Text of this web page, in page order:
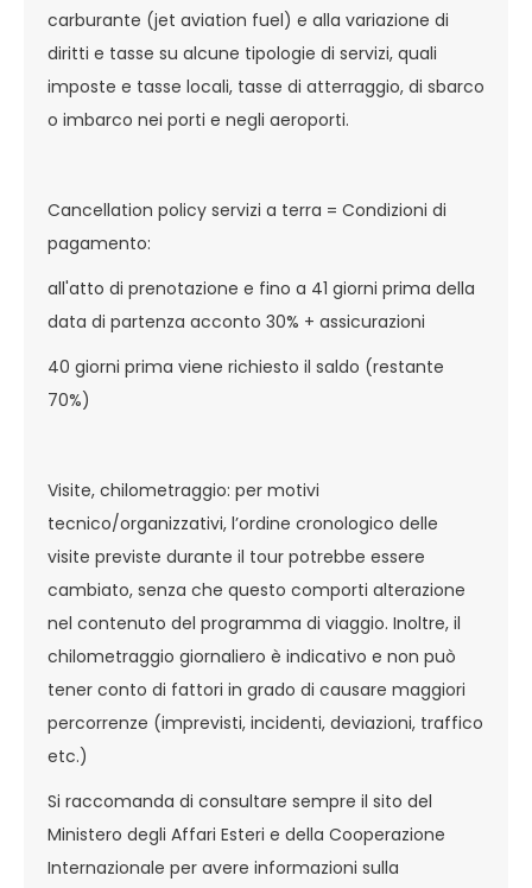
carburante (jet aviation fuel) e alla variazione di
diritti e tasse su alcune tipologie di servizi, quali
imposte e tasse locali, tasse di atterraggio, di sbarco
o imbarco nei porti e negli aeroporti.
Cancellation policy servizi a terra = Condizioni di
pagamento:
all'atto di prenotazione e fino a 41 giorni prima della
data di partenza acconto 30% + assicurazioni
40 giorni prima viene richiesto il saldo (restante
70%)
Visite, chilometraggio: per motivi
tecnico/organizzativi, l’ordine cronologico delle
visite previste durante il tour potrebbe essere
cambiato, senza che questo comporti alterazione
nel contenuto del programma di viaggio. Inoltre, il
chilometraggio giornaliero è indicativo e non può
tener conto di fattori in grado di causare maggiori
percorrenze (imprevisti, incidenti, deviazioni, traffico
etc.)
Si raccomanda di consultare sempre il sito del
Ministero degli Affari Esteri e della Cooperazione
Internazionale per avere informazioni sulla